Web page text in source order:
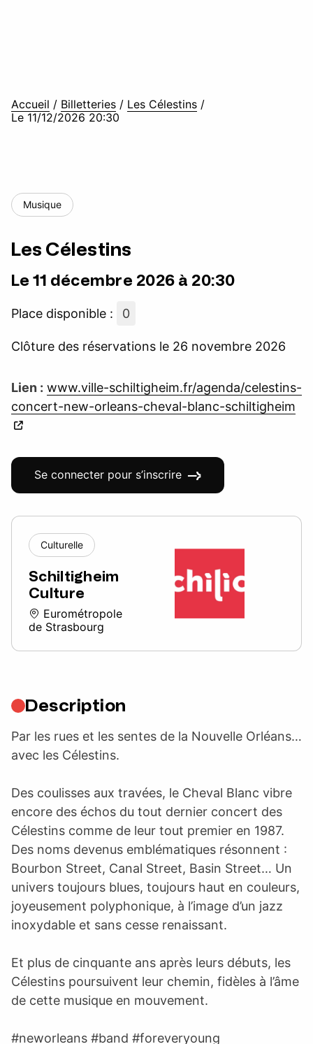
Accueil / Billetteries / Les Célestins /
Le 11/12/2026 20:30
Musique
Les Célestins
Le 11 décembre 2026 à 20:30
Place disponible : 0
Clôture des réservations le 26 novembre 2026
Lien : www.ville-schiltigheim.fr/agenda/celestins-
concert-new-orleans-cheval-blanc-schiltigheim
Se connecter pour s’inscrire
Culturelle
Schiltigheim
Culture
Eurométropole
de Strasbourg
Description
Par les rues et les sentes de la Nouvelle Orléans…
avec les Célestins.
Des coulisses aux travées, le Cheval Blanc vibre
encore des échos du tout dernier concert des
Célestins comme de leur tout premier en 1987.
Des noms devenus emblématiques résonnent :
Bourbon Street, Canal Street, Basin Street… Un
univers toujours blues, toujours haut en couleurs,
joyeusement polyphonique, à l’image d’un jazz
inoxydable et sans cesse renaissant.
Et plus de cinquante ans après leurs débuts, les
Célestins poursuivent leur chemin, fidèles à l’âme
de cette musique en mouvement.
#neworleans #band #foreveryoung